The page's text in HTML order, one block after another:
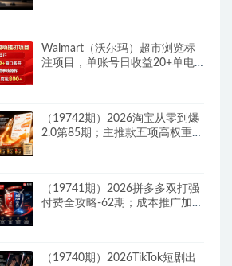
Walmart（沃尔玛）超市浏览标
注项目，单账号日收益20+单电
（19742期）2026淘宝从零到爆
2.0第85期；主推款五项高权重初
（19741期）2026拼多多双打强
付费全攻略-62期；成本推广加托
（19740期）2026TikTok短剧出